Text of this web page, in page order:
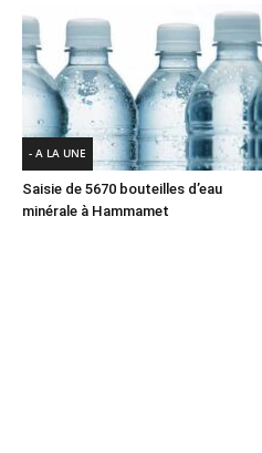
- A LA UNE
Saisie de 5670 bouteilles d’eau
minérale à Hammamet